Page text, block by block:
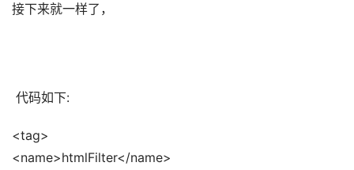
接下来就一样了，
代码如下:
<tag>
<name>htmlFilter</name>